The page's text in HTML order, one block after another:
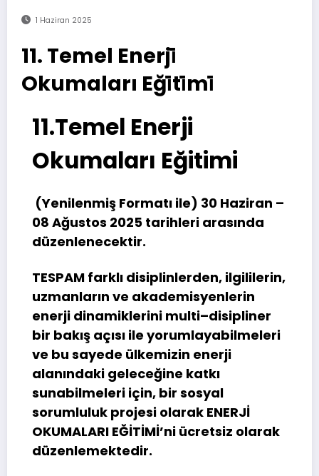
1 Haziran 2025
11. Temel Enerji̇
Okumaları Eği̇ti̇mi̇
11.Temel Enerji
Okumaları Eğitimi
(Yenilenmiş Formatı ile) 30 Haziran –
08 Ağustos 2025 tarihleri arasında
düzenlenecektir.
TESPAM farklı disiplinlerden, ilgililerin,
uzmanların ve akademisyenlerin
enerji dinamiklerini multi–disipliner
bir bakış açısı ile yorumlayabilmeleri
ve bu sayede ülkemizin enerji
alanındaki geleceğine katkı
sunabilmeleri için, bir sosyal
sorumluluk projesi olarak ENERJİ
OKUMALARI EĞİTİMİ’ni ücretsiz olarak
düzenlemektedir.